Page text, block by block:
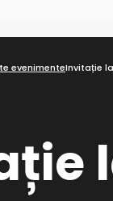
evenimenteInvitație